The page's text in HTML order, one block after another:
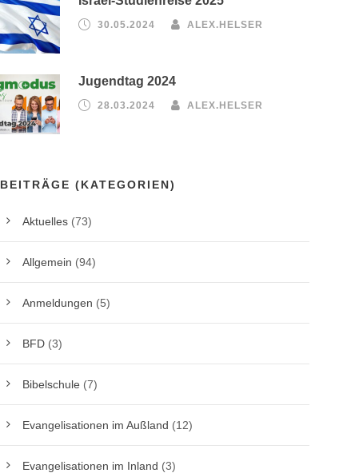
30.05.2024 ALEX.HELSER
Jugendtag 2024
28.03.2024 ALEX.HELSER
BEITRÄGE (KATEGORIEN)
Aktuelles (73)
Allgemein (94)
Anmeldungen (5)
BFD (3)
Bibelschule (7)
Evangelisationen im Außland (12)
Evangelisationen im Inland (3)